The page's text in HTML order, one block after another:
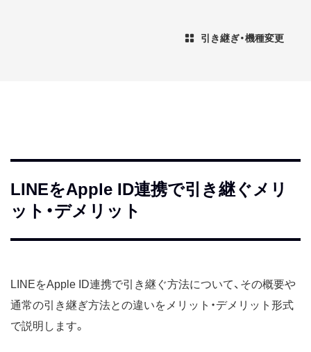
引き継ぎ・機種変更
LINEをApple ID連携で引き継ぐメリ
ット・デメリット
LINEをApple ID連携で引き継ぐ方法について、その概要や
通常の引き継ぎ方法との違いをメリット・デメリット形式
で説明します。